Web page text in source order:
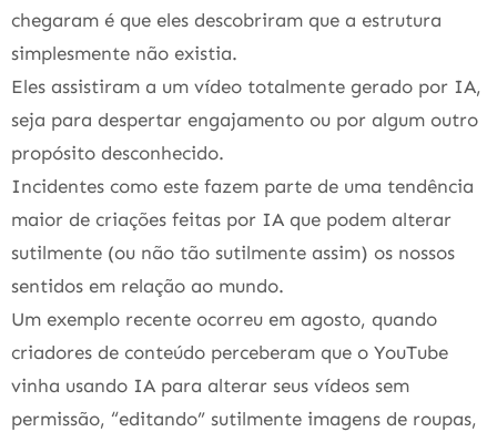
chegaram é que eles descobriram que a estrutura
simplesmente não existia.
Eles assistiram a um vídeo totalmente gerado por IA,
seja para despertar engajamento ou por algum outro
propósito desconhecido.
Incidentes como este fazem parte de uma tendência
maior de criações feitas por IA que podem alterar
sutilmente (ou não tão sutilmente assim) os nossos
sentidos em relação ao mundo.
Um exemplo recente ocorreu em agosto, quando
criadores de conteúdo perceberam que o YouTube
vinha usando IA para alterar seus vídeos sem
permissão, “editando” sutilmente imagens de roupas,